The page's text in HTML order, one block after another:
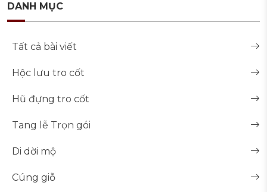
DANH MỤC
Tất cả bài viết
Hộc lưu tro cốt
Hũ đựng tro cốt
Tang lễ Trọn gói
Di dời mộ
Cúng giỗ